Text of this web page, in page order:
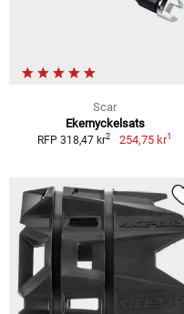
Scar
Ekernyckelsats
RFP 318,47 kr2 254,75 kr1